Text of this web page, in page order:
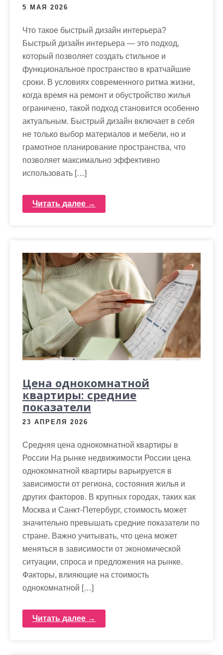
5 МАЯ 2026
Что такое быстрый дизайн интерьера?
Быстрый дизайн интерьера — это подход,
который позволяет создать стильное и
функциональное пространство в кратчайшие
сроки. В условиях современного ритма жизни,
когда время на ремонт и обустройство жилья
ограничено, такой подход становится особенно
актуальным. Быстрый дизайн включает в себя
не только выбор материалов и мебели, но и
грамотное планирование пространства, что
позволяет максимально эффективно
использовать […]
Читать далее →
Цена однокомнатной
квартиры: средние
показатели
23 АПРЕЛЯ 2026
Средняя цена однокомнатной квартиры в
России На рынке недвижимости России цена
однокомнатной квартиры варьируется в
зависимости от региона, состояния жилья и
других факторов. В крупных городах, таких как
Москва и Санкт-Петербург, стоимость может
значительно превышать средние показатели по
стране. Важно учитывать, что цена может
меняться в зависимости от экономической
ситуации, спроса и предложения на рынке.
Факторы, влияющие на стоимость
однокомнатной […]
Читать далее →